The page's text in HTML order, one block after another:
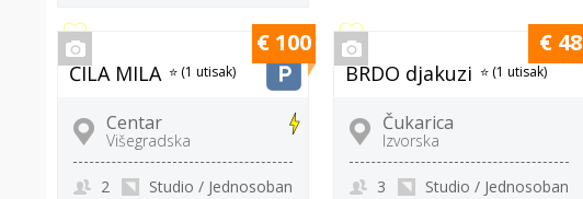
ČILA MILA ⭐ (1 utisak)
Centar
Višegradska
Studio / Jednosoban
2
€ 100
BRDO djakuzi ⭐ (1 utisak)
Čukarica
Izvorska
Studio / Jednosoban
3
€ 48